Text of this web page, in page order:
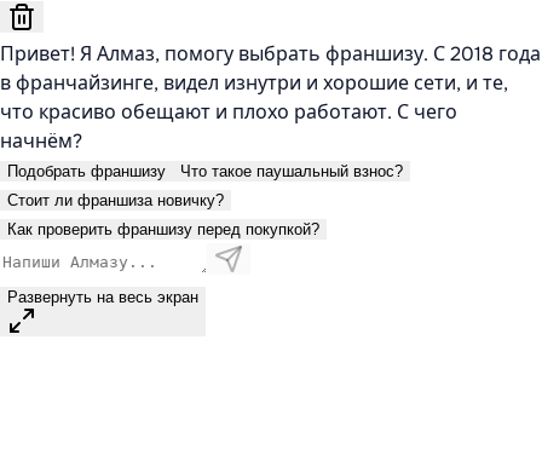
Привет! Я Алмаз, помогу выбрать франшизу. С 2018 года
в франчайзинге, видел изнутри и хорошие сети, и те,
что красиво обещают и плохо работают. С чего
начнём?
Подобрать франшизу
Что такое паушальный взнос?
Стоит ли франшиза новичку?
Как проверить франшизу перед покупкой?
Развернуть на весь экран